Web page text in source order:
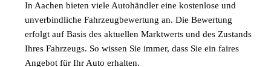
In Aachen bieten viele Autohändler eine kostenlose und
unverbindliche Fahrzeugbewertung an. Die Bewertung
erfolgt auf Basis des aktuellen Marktwerts und des Zustands
Ihres Fahrzeugs. So wissen Sie immer, dass Sie ein faires
Angebot für Ihr Auto erhalten.